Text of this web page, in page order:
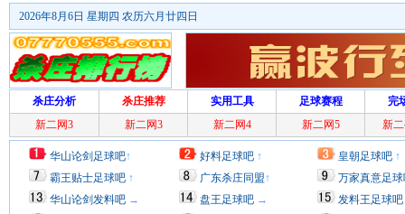
2026年8月6日 星期四 农历六月廿四日
杀庄分析 杀庄推荐 实用工具 足球赛程
完
新二网3
新二网3 新二网4 新二网5 新
华山论剑足球吧↑
霸王贴士足球吧 ↑
华山论剑发料吧 →
好料足球吧 ↑
广东杀庄同盟↑
盘王足球吧 →
皇朝足球吧 ↑
万家真意足
发料王足球吧